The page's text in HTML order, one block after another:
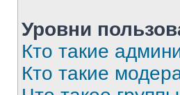
Уровни
Кто такие
Кто такие